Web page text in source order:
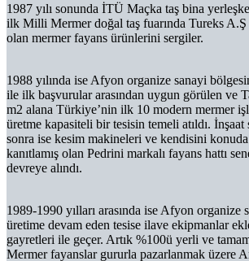
1987 yılı sonunda İTÜ Maçka taş bina
ilk Milli Mermer doğal taş fuarında Tureks
olan mermer fayans ürünlerini sergiler.
1988 yılında ise Afyon organize sanayi
ile ilk başvurular arasından uygun görülen ve
m2 alana Türkiye’nin ilk 10 modern mermer
üretme kapasiteli bir tesisin temeli atıldı. İnşaat
sonra ise kesim makineleri ve kendisini konuda
kanıtlamış olan Pedrini markalı fayans hattı
devreye alındı.
1989-1990 yılları arasında ise Afyon organize
üretime devam eden tesise ilave ekipmanlar
gayretleri ile geçer. Artık %100ü yerli ve
Mermer fayanslar gururla pazarlanmak üzere